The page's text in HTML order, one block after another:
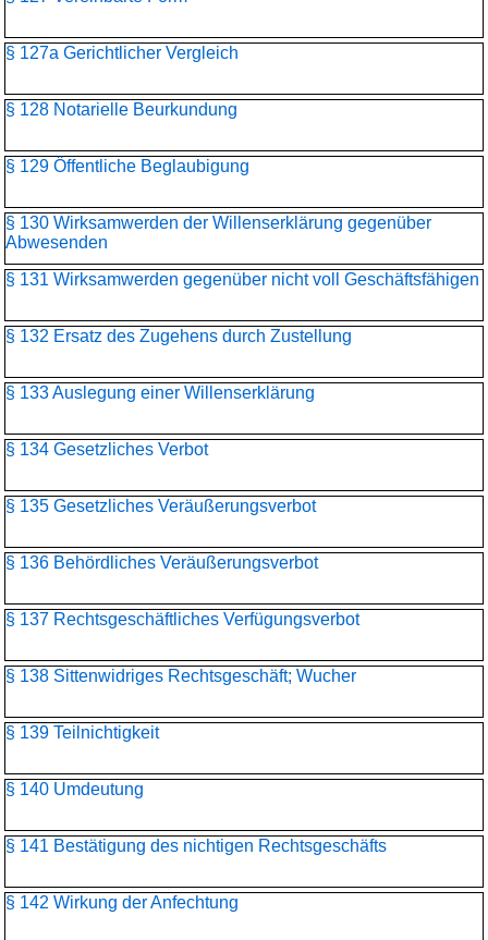
§ 127a Gerichtlicher Vergleich
§ 128 Notarielle Beurkundung
§ 129 Öffentliche Beglaubigung
§ 130 Wirksamwerden der Willenserklärung gegenüber
Abwesenden
§ 131 Wirksamwerden gegenüber nicht voll Geschäftsfähigen
§ 132 Ersatz des Zugehens durch Zustellung
§ 133 Auslegung einer Willenserklärung
§ 134 Gesetzliches Verbot
§ 135 Gesetzliches Veräußerungsverbot
§ 136 Behördliches Veräußerungsverbot
§ 137 Rechtsgeschäftliches Verfügungsverbot
§ 138 Sittenwidriges Rechtsgeschäft; Wucher
§ 139 Teilnichtigkeit
§ 140 Umdeutung
§ 141 Bestätigung des nichtigen Rechtsgeschäfts
§ 142 Wirkung der Anfechtung